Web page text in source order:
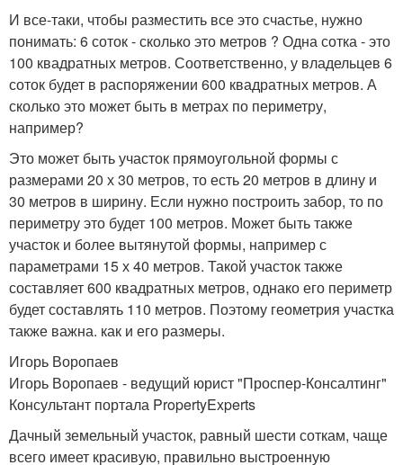
И все-таки, чтобы разместить все это счастье, нужно
понимать: 6 соток - сколько это метров ? Одна сотка - это
100 квадратных метров. Соответственно, у владельцев 6
соток будет в распоряжении 600 квадратных метров. А
сколько это может быть в метрах по периметру,
например?
Это может быть участок прямоугольной формы с
размерами 20 х 30 метров, то есть 20 метров в длину и
30 метров в ширину. Если нужно построить забор, то по
периметру это будет 100 метров. Может быть также
участок и более вытянутой формы, например с
параметрами 15 х 40 метров. Такой участок также
составляет 600 квадратных метров, однако его периметр
будет составлять 110 метров. Поэтому геометрия участка
также важна. как и его размеры.
Игорь Воропаев
Игорь Воропаев - ведущий юрист "Проспер-Консалтинг"
Консультант портала PropertyExperts
Дачный земельный участок, равный шести соткам, чаще
всего имеет красивую, правильно выстроенную